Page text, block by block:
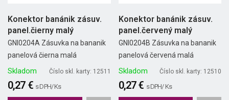
Konektor banánik zásuv.
panel.čierny malý
GNI0204A Zásuvka na bananik
panelová čierna malá
Skladom Číslo skl. karty: 12511
0,27 € s DPH/ Ks
Konektor banánik zásuv.
panel.červený malý
GNI0204B Zásuvka na bananik
panelová červená malá
Skladom Číslo skl. karty: 12510
0,27 € s DPH/ Ks